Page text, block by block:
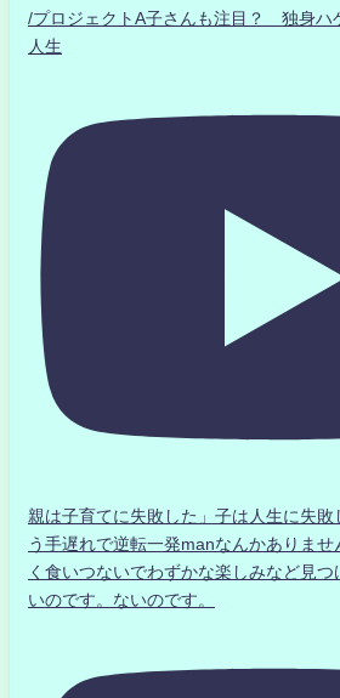
/プロジェクトA子さんも注目？ 独身ハ
人生
親は子育てに失敗した」子は人生に失敗
う手遅れで逆転一発manなんかありませ
く食いつないでわずかな楽しみなど見
いのです。ないのです。